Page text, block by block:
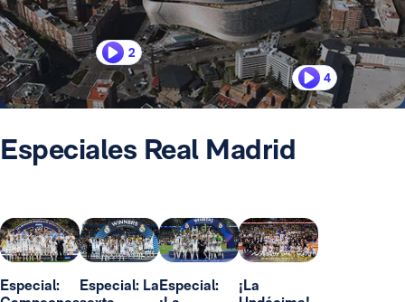
2
4
Especiales Real Madrid
Especial:
Especial: La Especial:
¡La